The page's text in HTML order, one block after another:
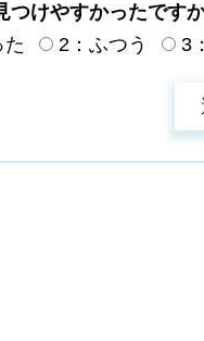
つけやすかったです
2：ふつう 3